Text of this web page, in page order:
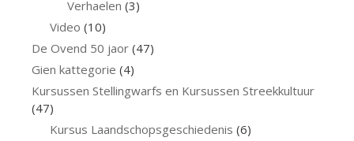
Verhaelen (3)
Video (10)
De Ovend 50 jaor (47)
Gien kattegorie (4)
Kursussen Stellingwarfs en Kursussen Streekkultuur
(47)
Kursus Laandschopsgeschiedenis (6)